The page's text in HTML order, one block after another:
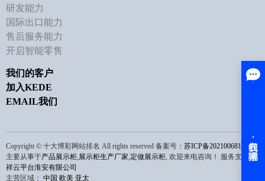
研发能力
国际出口能力
售后服务能力
开启智能零售
我们的客户
加入KEDE
EMAIL我们
Copyright © 十大博彩网站排名 All rights reserved 备案号： 苏ICP备2021006810号
主要从事于产品展示柜,展示柜生产厂家,定做展示柜, 欢迎来电咨询！ 服务支持：
祥云平台淮安有限公司
主营区域： 中国 欧美 亚太